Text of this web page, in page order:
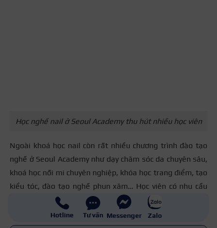
Học nghề nail ở Seoul Academy thu hút nhiều học viên
Ngoài khoá học nail còn rất nhiều chương trình đào tạo
nghề ở Seoul Academy như dạy chăm sóc da chuyên sâu,
khoá học nối mi chuyên nghiệp, khóa học trang điểm, tạo
kiểu tóc, đào tạo nghề phun xăm… Học viên có nhu cầu
tìm hiểu kỹ hơn hãy liên hệ qua hotline 18000084 sẽ
được tư vấn tường tận.
Hotline Tư vấn Messenger Zalo